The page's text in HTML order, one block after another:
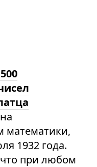
математики,
1932 года.
при любом